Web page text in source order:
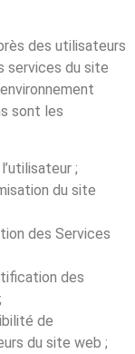
des utilisateurs
services du site
sont les
;
du site
des Services
des
de
du site web ;